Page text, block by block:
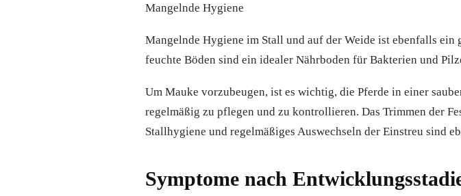
Mangelnde Hygiene
Mangelnde Hygiene im Stall und auf der Weide ist ebenfalls
feuchte Böden sind ein idealer Nährboden für Bakterien und
Um Mauke vorzubeugen, ist es wichtig, die Pferde in einer
regelmäßig zu pflegen und zu kontrollieren. Das Trimmen der
Stallhygiene und regelmäßiges Auswechseln der Einstreu sind
Symptome nach